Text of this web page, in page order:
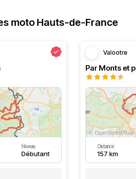
moto Hauts-de-France
Niveau
Débutant
Valootre
Par Monts et
Distance
157 km